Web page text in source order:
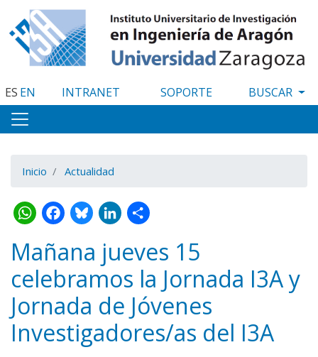
al
contenido
principal
ES EN INTRANET SOPORTE
Inicio Actualidad
WhatsApp
Facebook
Bluesky
LinkedIn
Share
Mañana jueves 15
celebramos la Jornada I3A y
Jornada de Jóvenes
Investigadores/as del I3A